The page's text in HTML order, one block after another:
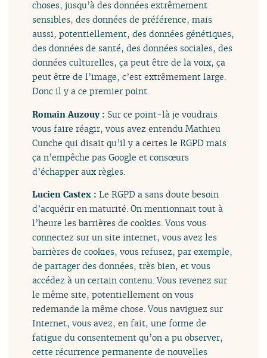
choses, jusqu’à des données extrêmement
sensibles, des données de préférence, mais
aussi, potentiellement, des données génétiques,
des données de santé, des données sociales, des
données culturelles, ça peut être de la voix, ça
peut être de l’image, c’est extrêmement large.
Donc il y a ce premier point.
Romain Auzouy : Sur ce point-là je voudrais
vous faire réagir, vous avez entendu Mathieu
Cunche qui disait qu’il y a certes le RGPD mais
ça n’empêche pas Google et consœurs
d’échapper aux règles.
Lucien Castex :Le RGPD a sans doute besoin
d’acquérir en maturité. On mentionnait tout à
l’heure les barrières de cookies. Vous vous
connectez sur un site internet, vous avez les
barrières de cookies, vous refusez, par exemple,
de partager des données, très bien, et vous
accédez à un certain contenu. Vous revenez sur
le même site, potentiellement on vous
redemande la même chose. Vous naviguez sur
Internet, vous avez, en fait, une forme de
fatigue du consentement qu’on a pu observer,
cette récurrence permanente de nouvelles